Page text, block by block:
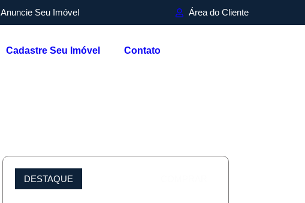
Anuncie Seu Imóvel Área do Cliente
Cadastre Seu Imóvel Contato
DESTAQUE